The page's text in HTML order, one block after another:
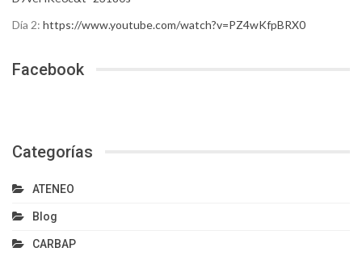
Día 2: https://www.youtube.com/watch?v=PZ4wKfpBRX0
Facebook
Categorías
ATENEO
Blog
CARBAP